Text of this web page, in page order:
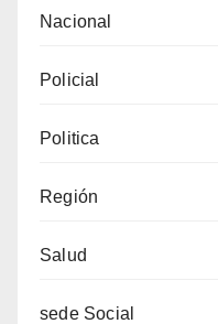
Nacional
Policial
Politica
Región
Salud
sede Social